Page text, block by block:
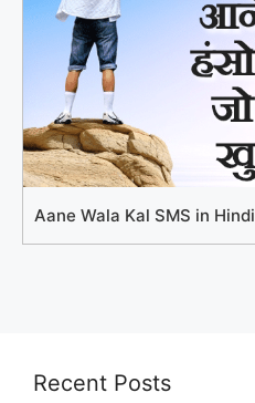
Aane Wala Kal SMS in Hindi
Recent Posts